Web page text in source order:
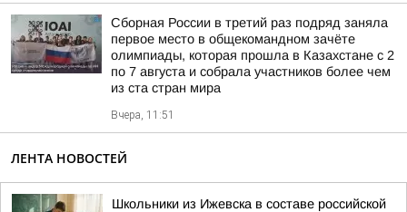
Сборная России в третий раз подряд заняла
первое место в общекомандном зачёте
олимпиады, которая прошла в Казахстане с 2
по 7 августа и собрала участников более чем
из ста стран мира
Вчера, 11:51
ЛЕНТА НОВОСТЕЙ
Школьники из Ижевска в составе российской